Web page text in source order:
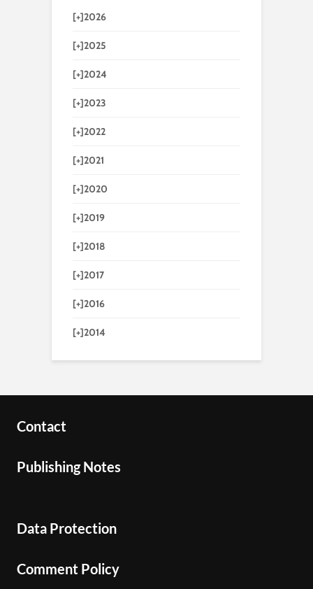
[+]2026
[+]2025
[+]2024
[+]2023
[+]2022
[+]2021
[+]2020
[+]2019
[+]2018
[+]2017
[+]2016
[+]2014
Contact
Publishing Notes
Data Protection
Comment Policy